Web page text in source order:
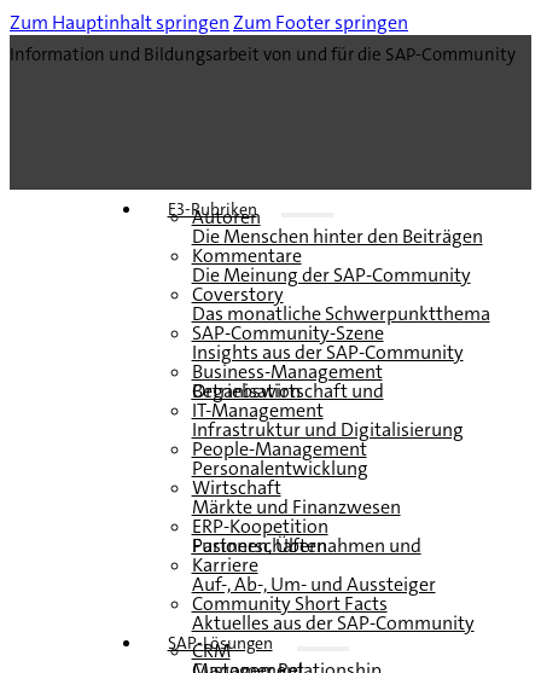
Zum Hauptinhalt springenZum Footer springen
Information und Bildungsarbeit von und für die SAP-Community
E3-Rubriken
Autoren
Die Menschen hinter den Beiträgen
Kommentare
Die Meinung der SAP-Community
Coverstory
Das monatliche Schwerpunktthema
SAP-Community-Szene
Insights aus der SAP-Community
Business-Management
Betriebswirtschaft und Organisation
IT-Management
Infrastruktur und Digitalisierung
People-Management
Personalentwicklung
Wirtschaft
Märkte und Finanzwesen
ERP-Koopetition
Fusionen, Übernahmen und Partnerschaften
Karriere
Auf-, Ab-, Um- und Aussteiger
Community Short Facts
Aktuelles aus der SAP-Community
SAP-Lösungen
CRM